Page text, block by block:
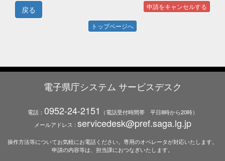
トップページへ
電子県庁システム サービスデスク
電話： 0952-24-2151
（電話受付時間帯 平日8時から20時）
メールアドレス : servicedesk@pref.saga.lg.jp
操作方法等についてお気軽にお電話ください。専用のオペレータが対応いたします。
申請の内容等は、担当課におつなぎいたします。